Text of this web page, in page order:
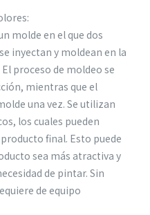
molde en el que dos
inyectan y moldean en la
proceso de moldeo se
mientras que el
una vez. Se utilizan
los cuales pueden
final. Esto puede
sea más atractiva y
de pintar. Sin
de equipo